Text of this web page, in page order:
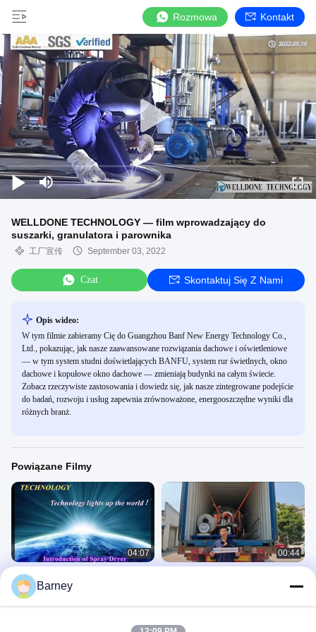
Rozmowa Kontakt
WELLDONE TECHNOLOGY — film wprowadzający do
suszarki, granulatora i parownika
工厂宣传 September 03, 2022
Czat Skontaktuj Się Z Nami
Opis wideo:
W tym filmie zabieramy Cię do Guangzhou Banf New Energy Technology Co.,
Ltd., pokazując, jak nasze zaawansowane rozwiązania dachowe i oświetleniowe
— w tym system studni doświetlających BANFU, system rur świetlnych, okno
dachowe i kopułowe okno dachowe — zmieniają budynki na całym świecie.
Zobacz rzeczywiste zastosowania i dowiedz się, jak nasze zintegrowane podejście
do badań, rozwoju i usług zapewnia zrównoważone, energooszczędne wyniki dla
różnych branż.
Powiązane Filmy
04:07
Przemysłowa suszarka gazowa 380V
SUS316L 55KW
Inne Filmy
00:44
Barney